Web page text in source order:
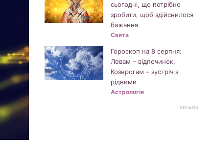
сьогодні, що потрібно
зробити, щоб здійснилося
бажання
Свята
Гороскоп на 8 серпня:
Левам – відпочинок,
Козерогам – зустріч з
рідними
Астрологія
Реклама